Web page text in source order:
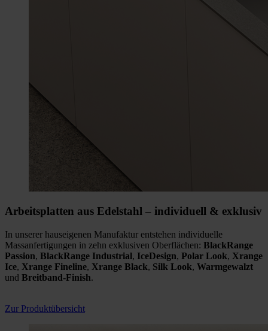
Arbeitsplatten aus Edelstahl – individuell & exklusiv
In unserer hauseigenen Manufaktur entstehen individuelle
Massanfertigungen in zehn exklusiven Oberflächen: BlackRange
Passion, BlackRange Industrial, IceDesign, Polar Look, Xrange
Ice, Xrange Fineline, Xrange Black, Silk Look, Warmgewalzt
und Breitband-Finish.
Zur Produktübersicht